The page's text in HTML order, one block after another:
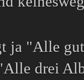
ja "Alle
drei